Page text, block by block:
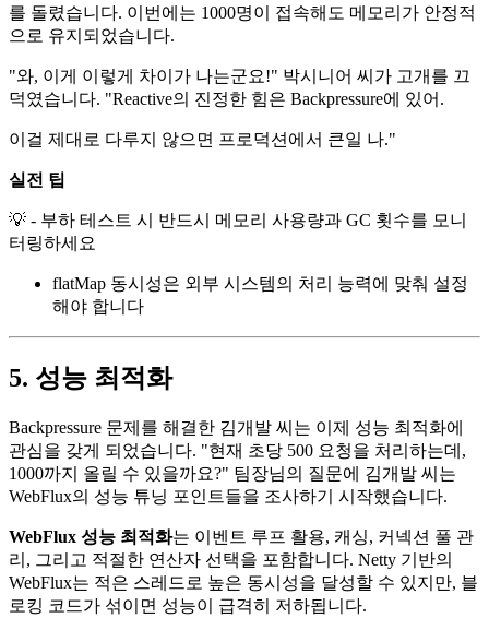
를 돌렸습니다. 이번에는 1000명이 접속해도 메모리가 안정적
으로 유지되었습니다.
"와, 이게 이렇게 차이가 나는군요!" 박시니어 씨가 고개를 끄
덕였습니다. "Reactive의 진정한 힘은 Backpressure에 있어.
이걸 제대로 다루지 않으면 프로덕션에서 큰일 나."
실전 팁
💡 - 부하 테스트 시 반드시 메모리 사용량과 GC 횟수를 모니
터링하세요
flatMap 동시성은 외부 시스템의 처리 능력에 맞춰 설정
해야 합니다
5. 성능 최적화
Backpressure 문제를 해결한 김개발 씨는 이제 성능 최적화에
관심을 갖게 되었습니다. "현재 초당 500 요청을 처리하는데,
1000까지 올릴 수 있을까요?" 팀장님의 질문에 김개발 씨는
WebFlux의 성능 튜닝 포인트들을 조사하기 시작했습니다.
WebFlux 성능 최적화는 이벤트 루프 활용, 캐싱, 커넥션 풀 관
리, 그리고 적절한 연산자 선택을 포함합니다. Netty 기반의
WebFlux는 적은 스레드로 높은 동시성을 달성할 수 있지만, 블
로킹 코드가 섞이면 성능이 급격히 저하됩니다.